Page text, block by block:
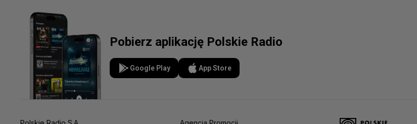
Pobierz aplikację Polskie Radio
Google Play App Store